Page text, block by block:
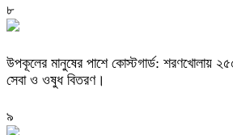
৮
উপকূলের মানুষের পাশে কোস্টগার্ড: শরণখোলায়
সেবা ও ওষুধ বিতরণ।
৯